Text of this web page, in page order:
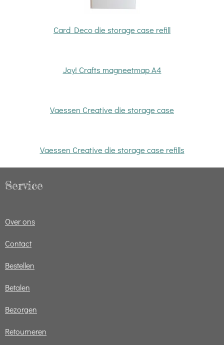
Card Deco die storage case refill
Joy! Crafts magneetmap A4
Vaessen Creative die storage case
Vaessen Creative die storage case refills
Service
Over ons
Contact
Bestellen
Betalen
Bezorgen
Retourneren